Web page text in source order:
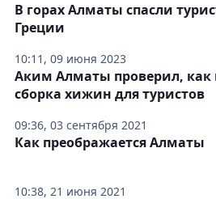
10:11, 09 июня 2023
В горах Алматы спасли
Греции
09:36, 03 сентября 2021
Аким Алматы проверил, как
сборка хижин для туристов
10:38, 21 июня 2021
Как преображается Алматы